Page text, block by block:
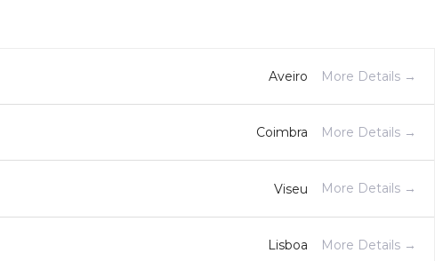
Aveiro More Details
Coimbra More Details
Viseu More Details
Lisboa More Details